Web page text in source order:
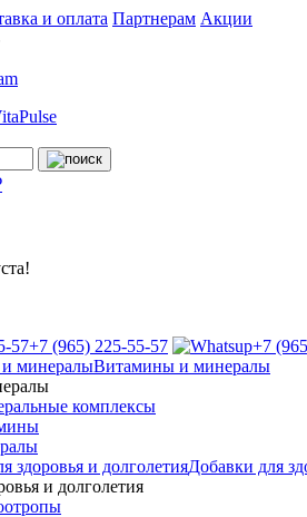
и оплата Партнерам Акции
+7 (965) 225-55-57 +7
Витамины и минералы
комплексы
Добавки для
и долголетия